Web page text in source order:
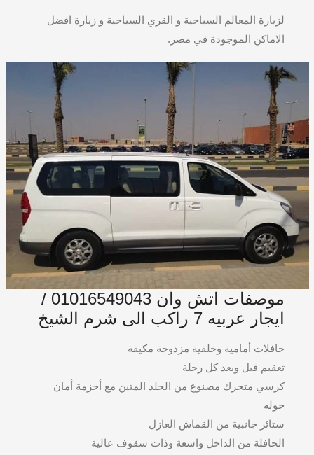
لزيارة المعالم السياحية و القري السياحية و زيارة افضل
الاماكن الموجودة في مصر.
موصفات اتش وان 01016549043 /
ايجار عربيه 7 راكب الى شرم الشيخ
حافلات أمامية وخلفية مزدوجة مكيفة
تعقيم قبل وبعد كل رحلة
كرسي متحرك مصنوع من الجلد المتين مع أحزمة أمان
حوله
ستائر جانبية من القماش العازل
الحافلة من الداخل واسعة وذات سقوف عالية